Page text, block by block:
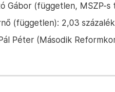
Gábor (független, MSZP-s
(független): 2,03
Péter (Második